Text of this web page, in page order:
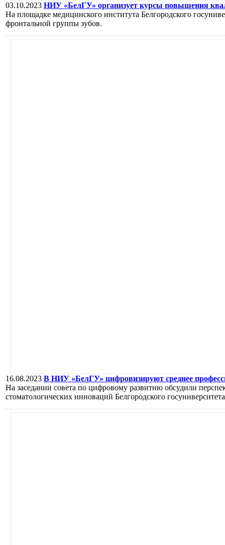
03.10.2023 НИУ «БелГУ» организует курсы повышения
На площадке медицинского института Белгородского
фронтальной группы зубов.
16.08.2023 В НИУ «БелГУ» цифровизируют среднее
На заседании совета по цифровому развитию обсудили
стоматологических инноваций Белгородского